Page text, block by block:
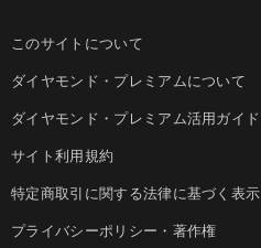
このサイトについて
ダイヤモンド・プレミアムについて
ダイヤモンド・プレミアム活用ガイド
サイト利用規約
特定商取引に関する法律に基づく表示
プライバシーポリシー・著作権